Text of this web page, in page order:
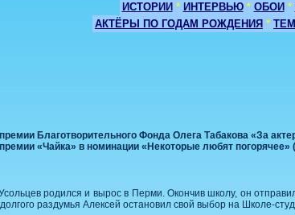
ИСТОРИИ * ИНТЕРВЬЮ * ОБОИ *
АКТЁРЫ ПО ГОДАМ РОЖДЕНИЯ *
Благотворительного Фонда Олега Табакова «За
«Чайка» в номинации «Некоторые любят погорячее»
родился и вырос в Перми. Окончив школу, он
раздумья Алексей остановил свой выбор на Школе-